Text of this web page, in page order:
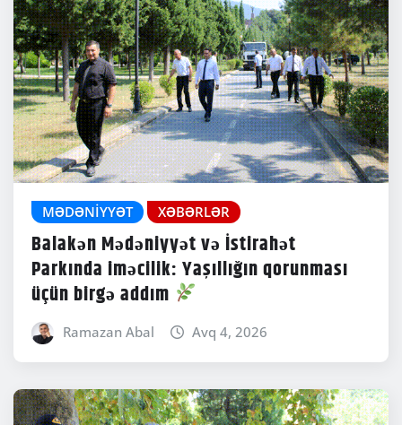
MƏDƏNIYYƏT XƏBƏRLƏR
Balakən Mədəniyyət və İstirahət
Parkında iməcilik: Yaşıllığın qorunması
üçün birgə addım
Ramazan Abal Avq 4, 2026